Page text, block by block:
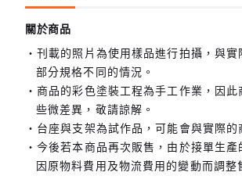
關於商品
刊載的照片為使用樣品進行拍攝，與實
部分規格不同的情況。
商品的彩色塗裝工程為手工作業，因此
些微差異，敬請諒解。
台座與支架為試作品，可能會與實際的
今後若本商品再次販售，由於接單生產
因原物料費用及物流費用的變動而調整